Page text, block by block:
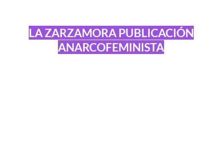
LA ZARZAMORA PUBLICACIÓN
ANARCOFEMINISTA